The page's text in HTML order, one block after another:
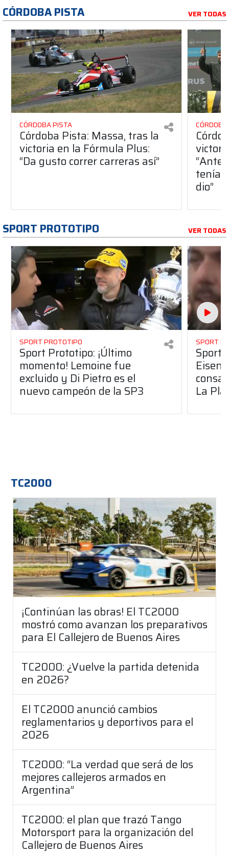
CÓRDOBA PISTA VER TODAS
CÓRDOBA PISTA
Córdoba Pista: Massa, tras la
victoria en la Fórmula Plus:
“Da gusto correr carreras así”
dio”
SPORT PROTOTIPO VER TODAS
SPORT PROTOTIPO
Sport Prototipo: ¡Último
momento! Lemoine fue
excluido y Di Pietro es el
nuevo campeón de la SP3
SPORT
Sport
La
TC2000
¡Continúan las obras! El TC2000
mostró como avanzan los preparativos
para El Callejero de Buenos Aires
TC2000: ¿Vuelve la partida detenida
en 2026?
El TC2000 anunció cambios
reglamentarios y deportivos para el
2026
TC2000: “La verdad que será de los
mejores callejeros armados en
Argentina”
TC2000: el plan que trazó Tango
Motorsport para la organización del
Callejero de Buenos Aires